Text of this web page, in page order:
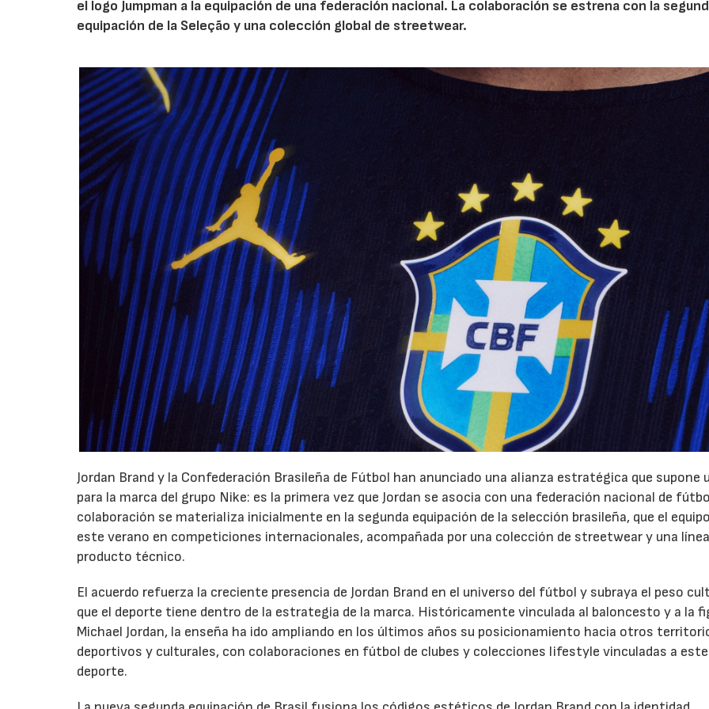
el logo Jumpman a la equipación de una federación nacional. La colaboración se estrena con la
equipación de la Seleção y una colección global de streetwear.
Jordan Brand y la Confederación Brasileña de Fútbol han anunciado una alianza estratégica que supone
para la marca del grupo Nike: es la primera vez que Jordan se asocia con una federación nacional de
colaboración se materializa inicialmente en la segunda equipación de la selección brasileña, que el
este verano en competiciones internacionales, acompañada por una colección de streetwear y una
producto técnico.
El acuerdo refuerza la creciente presencia de Jordan Brand en el universo del fútbol y subraya el peso
que el deporte tiene dentro de la estrategia de la marca. Históricamente vinculada al baloncesto y a la
Michael Jordan, la enseña ha ido ampliando en los últimos años su posicionamiento hacia otros
deportivos y culturales, con colaboraciones en fútbol de clubes y colecciones lifestyle vinculadas a este
deporte.